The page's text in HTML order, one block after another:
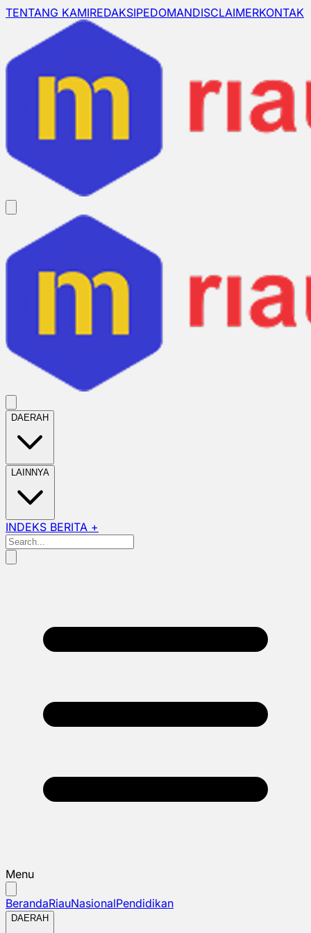
TENTANG KAMIREDAKSIPEDOMANDISCLAIMERKONTAK
DAERAH
LAINNYA
INDEKS BERITA +
Menu
BerandaRiauNasionalPendidikan
DAERAH